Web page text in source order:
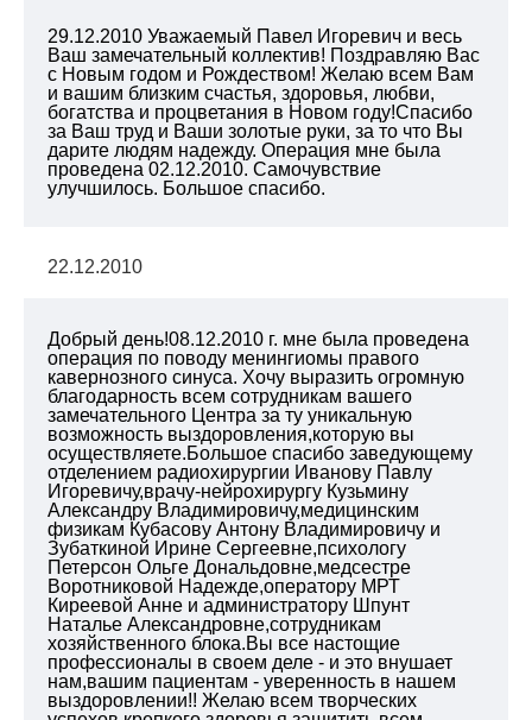
29.12.2010 Уважаемый Павел Игоревич и весь
Ваш замечательный коллектив! Поздравляю Вас
с Новым годом и Рождеством! Желаю всем Вам
и вашим близким счастья, здоровья, любви,
богатства и процветания в Новом году!Спасибо
за Ваш труд и Ваши золотые руки, за то что Вы
дарите людям надежду. Операция мне была
проведена 02.12.2010. Самочувствие
улучшилось. Большое спасибо.
22.12.2010
Добрый день!08.12.2010 г. мне была проведена
операция по поводу менингиомы правого
кавернозного синуса. Хочу выразить огромную
благодарность всем сотрудникам вашего
замечательного Центра за ту уникальную
возможность выздоровления,которую вы
осуществляете.Большое спасибо заведующему
отделением радиохирургии Иванову Павлу
Игоревичу,врачу-нейрохирургу Кузьмину
Александру Владимировичу,медицинским
физикам Кубасову Антону Владимировичу и
Зубаткиной Ирине Сергеевне,психологу
Петерсон Ольге Дональдовне,медсестре
Воротниковой Надежде,оператору МРТ
Киреевой Анне и администратору Шпунт
Наталье Александровне,сотрудникам
хозяйственного блока.Вы все настощие
профессионалы в своем деле - и это внушает
нам,вашим пациентам - уверенность в нашем
выздоровлении!! Желаю всем творческих